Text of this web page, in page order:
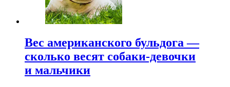
Вес американского бульдога —
сколько весят собаки-девочки
и мальчики